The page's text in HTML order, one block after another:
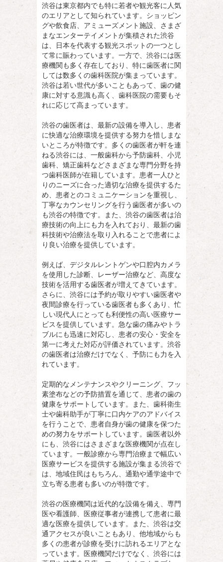
渋谷は東京都内でも特に若者や観光客に人気
のエリアとして知られています。 ショッピン
グや飲食店、アミューズメント施設、さまざ
まなエンターテイメントが集積された渋谷
は、日本を代表する観光スポットの一つとし
て常に賑わっています。一方で、渋谷には医
療機関も多く存在しており、特に歯医者に関
しては数多くの歯科医院が集まっています。
渋谷は若い世代が多いこともあって、歯の健
康に対する意識も高く、歯科医院の需要もそ
れに応じて高まっています。
渋谷の歯医者は、最新の設備を導入し、患者
に快適な治療環境を提供する努力を惜しまな
いところが特徴です。多くの歯医者が軒を連
ねる渋谷には、一般歯科から予防歯科、小児
歯科、矯正歯科などさまざまな専門分野を持
つ歯科医師が在籍しています。患者一人ひと
りのニーズに合った適切な治療を提供するた
め、患者とのコミュニケーションを重視し、
丁寧なカウンセリングを行う歯医者が多いの
も渋谷の特徴です。また、渋谷の歯医者は治
療技術の向上にも力を入れており、最新の歯
科技術や治療法を取り入れることで患者によ
り良い治療を提供しています。
例えば、デジタルレントゲンや口腔内カメラ
を使用した診断、レーザー治療など、高度な
技術を活用する歯医者が増えてきています。
さらに、渋谷には予約が取りやすい歯医者や
夜間診療を行っている歯医者も多くあり、忙
しい現代人にとっても利便性の高い医療サー
ビスを提供しています。急な歯の痛みやトラ
ブルにも迅速に対応し、患者の安心・安全を
第一に考えた対応が評価されています。渋谷
の歯医者は治療だけでなく、予防にも力を入
れています。
定期的なメンテナンスやクリーニング、フッ
素塗布などの予防措置を通じて、患者の歯の
健康をサポートしています。また、歯科衛生
士や歯科助手が丁寧に口内ケアのアドバイス
を行うことで、患者自身が歯の健康を保つた
めの努力をサポートしています。歯医者以外
にも、渋谷にはさまざまな医療機関が点在し
ています。一般診療から専門治療まで幅広い
医療サービスを提供する施設が集まる渋谷で
は、地域住民はもちろん、通勤や通学途中で
立ち寄る患者も多いのが特徴です。
渋谷の医療機関は近代的な設備を備え、専門
医や看護師、医療従事者が連携して患者に最
適な医療を提供しています。また、渋谷は交
通アクセスが良いこともあり、他地域からも
多くの患者が診療を受けに訪れるエリアとな
っています。医療機関だけでなく、渋谷には